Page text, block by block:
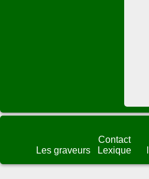
Les graveurs
Contact
Lexique